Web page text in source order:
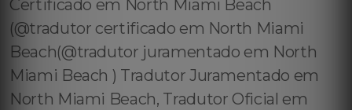
Certificado em North Miami Beach
(@tradutor certificado em North Miami
Beach(@tradutor juramentado em North
Miami Beach ) Tradutor Juramentado em
North Miami Beach, Tradutor Oficial em